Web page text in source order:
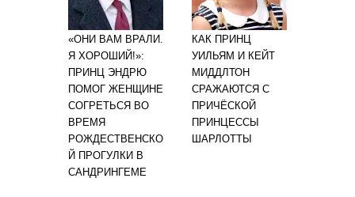
«ОНИ ВАМ ВРАЛИ.
Я ХОРОШИЙ!»:
ПРИНЦ ЭНДРЮ
ПОМОГ ЖЕНЩИНЕ
СОГРЕТЬСЯ ВО
ВРЕМЯ
РОЖДЕСТВЕНСКО
Й ПРОГУЛКИ В
САНДРИНГЕМЕ
КАК ПРИНЦ
УИЛЬЯМ И КЕЙТ
МИДДЛТОН
СРАЖАЮТСЯ С
ПРИЧЁСКОЙ
ПРИНЦЕССЫ
ШАРЛОТТЫ